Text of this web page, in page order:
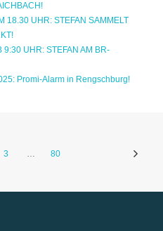
18.30 UHR: STEFAN SAMMELT
UHR: STEFAN AM BR-
Promi-Alarm in Rengschburg!
3 80